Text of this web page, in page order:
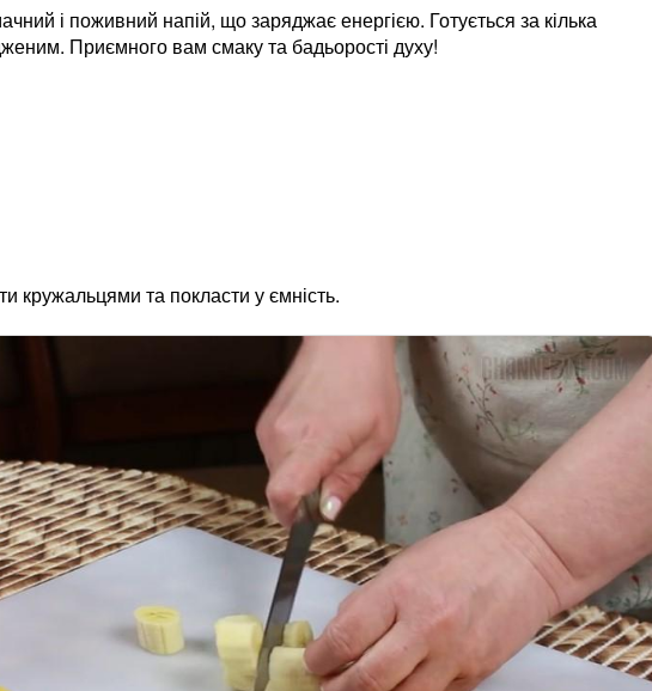
і поживний напій, що заряджає енергією. Готується за кілька
Приємного вам смаку та бадьорості духу!
кружальцями та покласти у ємність.